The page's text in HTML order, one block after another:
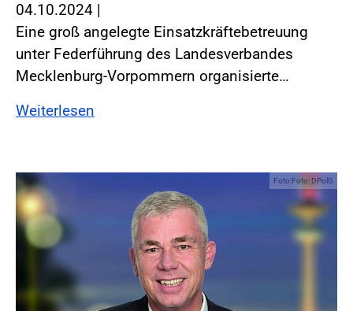
04.10.2024 |
Eine groß angelegte Einsatzkräftebetreuung
unter Federführung des Landesverbandes
Mecklenburg-Vorpommern organisierte…
Weiterlesen
Foto:Foto: DPolG